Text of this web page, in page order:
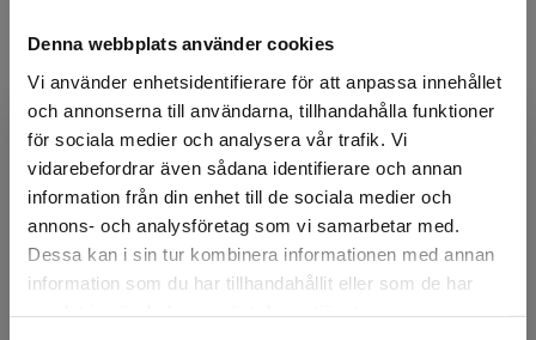
Denna webbplats använder cookies
Vi använder enhetsidentifierare för att anpassa innehållet
och annonserna till användarna, tillhandahålla funktioner
för sociala medier och analysera vår trafik. Vi
vidarebefordrar även sådana identifierare och annan
information från din enhet till de sociala medier och
annons- och analysföretag som vi samarbetar med.
Dessa kan i sin tur kombinera informationen med annan
information som du har tillhandahållit eller som de har
Begränsad fraktregion
Det verkar som att du besöker
studentlitteratur.se via en enhet utanför Sverige.
Anders Olsson
Anders Olsson är professor i Byggteknik vid
Linnéuniversitetet. Anders har lång erfarenhet